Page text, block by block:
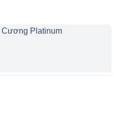
Cương Platinum